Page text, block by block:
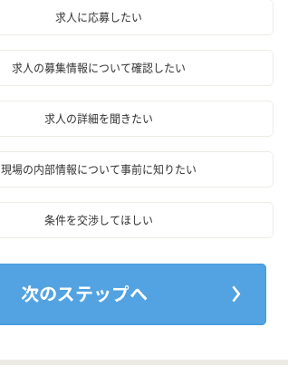
求人に応募したい
求人の募集情報について確認したい
求人の詳細を聞きたい
現場の内部情報について事前に知りたい
条件を交渉してほしい